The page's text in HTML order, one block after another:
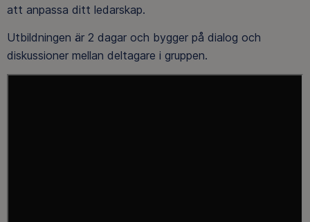
att anpassa ditt ledarskap.
Utbildningen är 2 dagar och bygger på dialog och
diskussioner mellan deltagare i gruppen.